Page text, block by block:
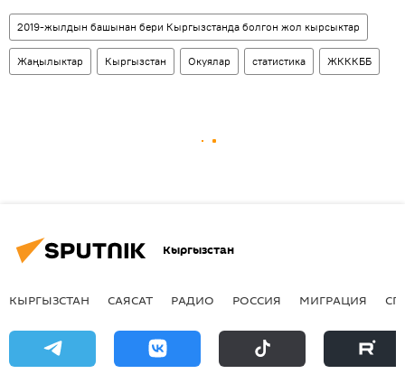
2019-жылдын башынан бери Кыргызстанда болгон жол кырсыктар
Жаңылыктар Кыргызстан Окуялар статистика ЖКККББ
Кыргызстан
КЫРГЫЗСТАН САЯСАТ РАДИО РОССИЯ МИГРАЦИЯ